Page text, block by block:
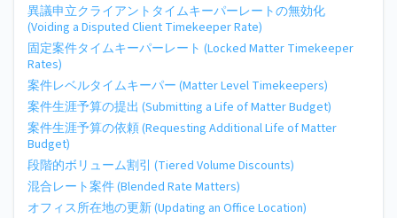
異議申立クライアントタイムキーパーレートの無効化
(Voiding a Disputed Client Timekeeper Rate)
固定案件タイムキーパーレート (Locked Matter Timekeeper
Rates)
案件レベルタイムキーパー (Matter Level Timekeepers)
案件生涯予算の提出 (Submitting a Life of Matter Budget)
案件生涯予算の依頼 (Requesting Additional Life of Matter
Budget)
段階的ボリューム割引 (Tiered Volume Discounts)
混合レート案件 (Blended Rate Matters)
オフィス所在地の更新 (Updating an Office Location)